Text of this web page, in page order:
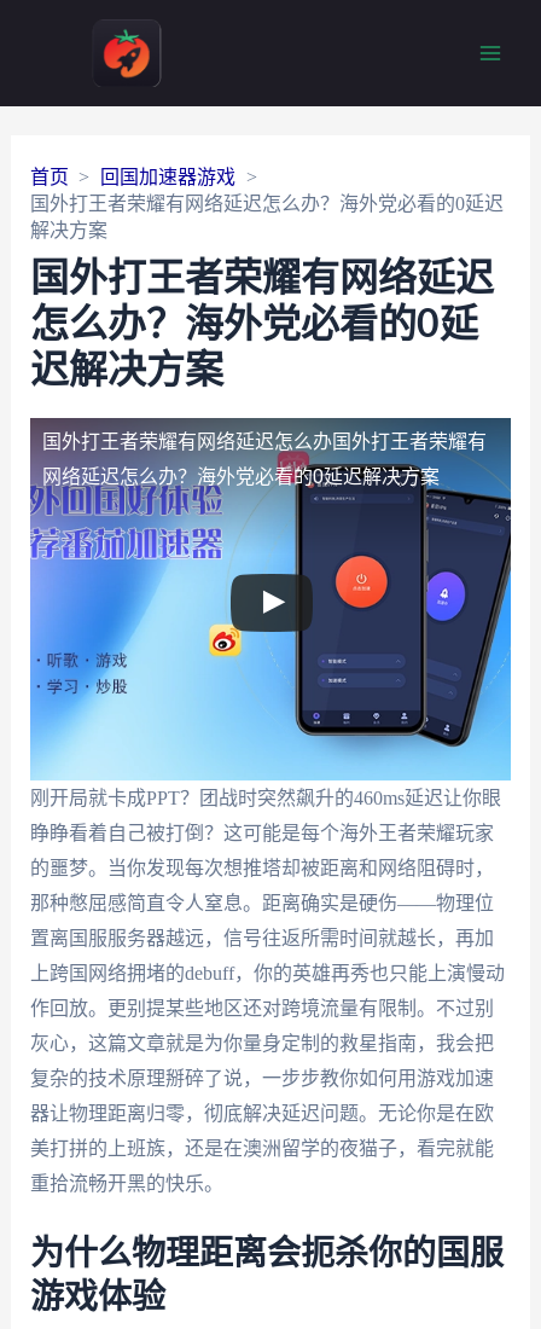
首页
回国加速器游戏
国外打王者荣耀有网络延迟怎么办？海外党必看的0延迟
解决方案
国外打王者荣耀有网络延迟
怎么办？海外党必看的0延
迟解决方案
国外打王者荣耀有网络延迟怎么办国外打王者荣耀有
网络延迟怎么办？海外党必看的0延迟解决方案
刚开局就卡成PPT？团战时突然飙升的460ms延迟让你眼
睁睁看着自己被打倒？这可能是每个海外王者荣耀玩家
的噩梦。当你发现每次想推塔却被距离和网络阻碍时，
那种憋屈感简直令人窒息。距离确实是硬伤——物理位
置离国服服务器越远，信号往返所需时间就越长，再加
上跨国网络拥堵的debuff，你的英雄再秀也只能上演慢动
作回放。更别提某些地区还对跨境流量有限制。不过别
灰心，这篇文章就是为你量身定制的救星指南，我会把
复杂的技术原理掰碎了说，一步步教你如何用游戏加速
器让物理距离归零，彻底解决延迟问题。无论你是在欧
美打拼的上班族，还是在澳洲留学的夜猫子，看完就能
重拾流畅开黑的快乐。
为什么物理距离会扼杀你的国服
游戏体验